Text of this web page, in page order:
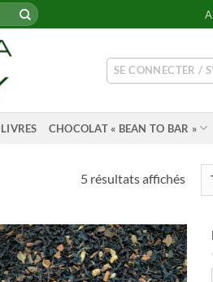
SE CONNECTER /
LIVRES CHOCOLAT « BEAN TO BAR »
5 résultats affichés